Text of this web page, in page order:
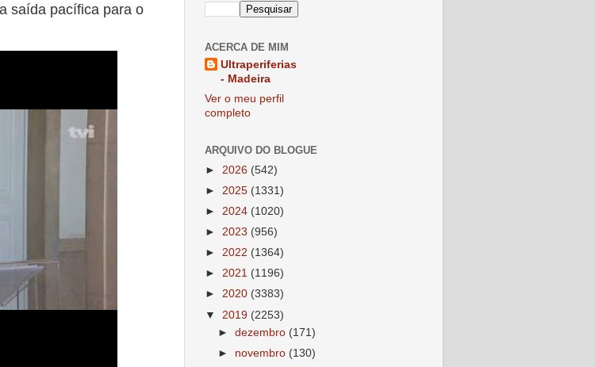
saída pacífica para o
ACERCA DE MIM
Ultraperiferias
- Madeira
Ver o meu perfil
completo
ARQUIVO DO BLOGUE
► 2026 (542)
► 2025 (1331)
► 2024 (1020)
► 2023 (956)
► 2022 (1364)
► 2021 (1196)
► 2020 (3383)
▼ 2019 (2253)
►dezembro (171)
► novembro (130)